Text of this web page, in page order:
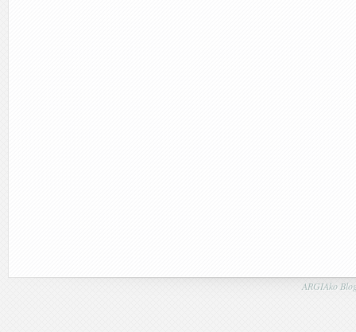
ARGIAko